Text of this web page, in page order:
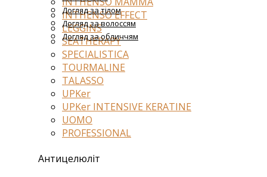
INTHENSO EFFECT
LEGGINS
SEATHERAPY
SPECIALISTICA
TOURMALINE
TALASSO
UPKer
UPKer INTENSIVE KERATINE
UOMO
PROFESSIONAL
Антицелюліт
Догляд за тілом
Догляд за волоссям
Догляд за обличчям